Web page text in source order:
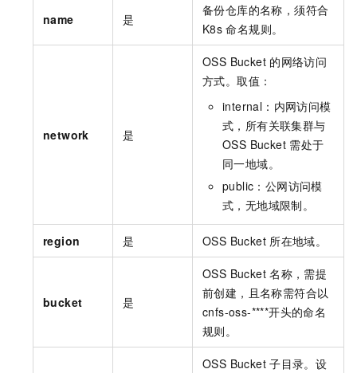
name 是
备份仓库的名称，须符合
K8s 命名规则。
network 是
OSS Bucket 的网络访问
方式。取值：
internal ：内网访问模
式，所有关联集群与
OSS Bucket 需处于
同一地域。
public ：公网访问模
式，无地域限制。
region 是 OSS Bucket 所在地域。
bucket 是
OSS Bucket 名称，需提
前创建，且名称需符合以
cnfs-oss-****开头的命名
规则。
OSS Bucket 子目录。设